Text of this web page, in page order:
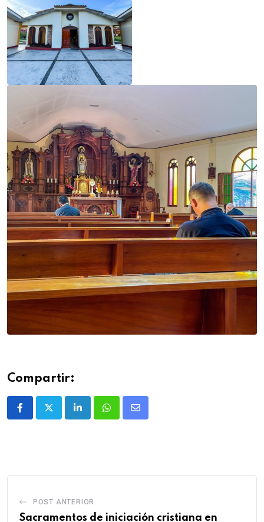
Compartir:
POST ANTERIOR
Sacramentos de iniciación cristiana en